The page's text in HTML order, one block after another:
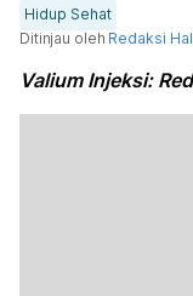
Hidup Sehat
Ditinjau oleh Redaksi
Valium Injeksi: